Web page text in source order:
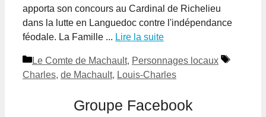
apporta son concours au Cardinal de Richelieu
dans la lutte en Languedoc contre l'indépendance
féodale. La Famille ... Lire la suite
Catégories
Le Comte de Machault, Personnages locaux
Charles, de Machault, Louis-Charles
Groupe Facebook